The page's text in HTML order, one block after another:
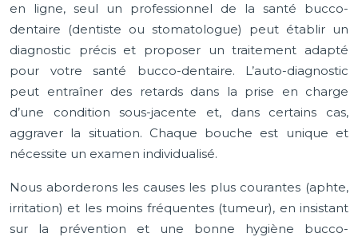
en ligne, seul un professionnel de la santé bucco-
dentaire (dentiste ou stomatologue) peut établir un
diagnostic précis et proposer un traitement adapté
pour votre santé bucco-dentaire. L’auto-diagnostic
peut entraîner des retards dans la prise en charge
d’une condition sous-jacente et, dans certains cas,
aggraver la situation. Chaque bouche est unique et
nécessite un examen individualisé.
Nous aborderons les causes les plus courantes (aphte,
irritation) et les moins fréquentes (tumeur), en insistant
sur la prévention et une bonne hygiène bucco-